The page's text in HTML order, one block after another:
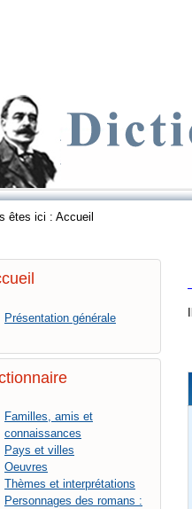
êtes ici : Accueil
Présentation générale
Familles, amis et
connaissances
Pays et villes
Oeuvres
Thèmes et interprétations
Personnages des romans :